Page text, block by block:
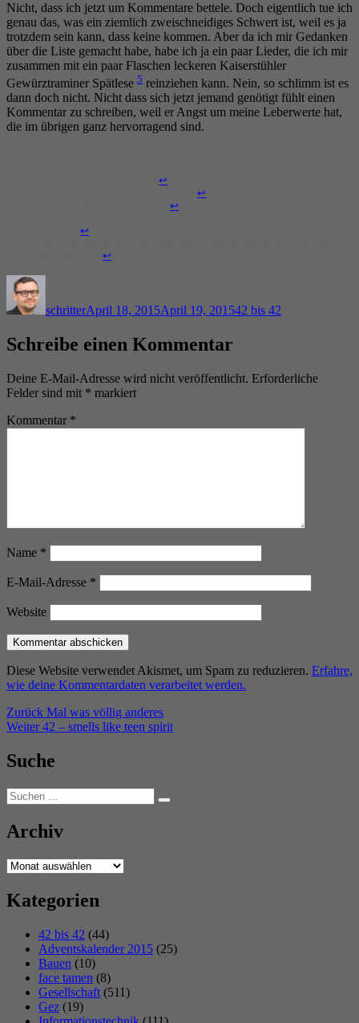
Nicht, dass ich jetzt um Kommentare bettele. Doch eigentlich tue ich
genau das, was ein ziemlich zweischneidiges Schwert ist, weil es ja
trotzdem sein kann, dass keine kommen. Aber da ich mir Gedanken
über die Liste gemacht habe, habe ich ja ein paar Lieder, die ich mir
zusammen mit ein paar Flaschen leckeren Kaiserstühler
Gewürztraminer Spätlese 5 reinziehen kann. Nein, so schlimm ist es
dann doch nicht. Nicht dass sich jetzt jemand genötigt fühlt einen
Kommentar zu schreiben, weil er Angst um meine Leberwerte hat,
die im übrigen ganz hervorragend sind.
↩
↩
↩
↩
↩
schritterApril 18, 2015April 19, 201542 bis 42
Schreibe einen Kommentar
Deine E-Mail-Adresse wird nicht veröffentlicht. Erforderliche
Felder sind mit * markiert
Kommentar *
Name *
E-Mail-Adresse *
Website
Diese Website verwendet Akismet, um Spam zu reduzieren. Erfahre,
wie deine Kommentardaten verarbeitet werden.
Beitragsnavigation
Zurück Vorheriger
Beitrag:
Mal was völlig anderes
Weiter Nächster
42 – smells like teen spirit
Suche
Suchen
nach:
Suchen
Archiv
Archiv
Kategorien
42 bis 42 (44)
Adventskalender 2015 (25)
Bauen (10)
face tamen (8)
Gesellschaft (511)
Gez (19)